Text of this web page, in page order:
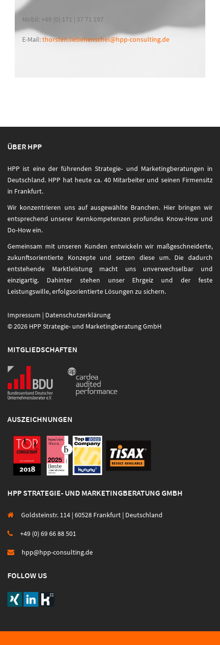
Mobil: +49 (0) 171 | 37 71 197
E-Mail:thorsten.liebehenschel@hpp-consulting.de
ÜBER HPP
HPP ist eine der führenden Strategie- und Marketingberatungen in
Deutschland. HPP hat heute ca. 40 Mitarbeiter und seinen Firmensitz
in Frankfurt.
Wir konzentrieren uns auf ausgewählte Branchen. Hier bringen wir
entsprechend unserer Kernkompetenzen profundes Know-How und
Do-How ein.
Gemeinsam mit unseren Kunden entwickeln wir maßgeschneiderte,
zukunftsorientierte Konzepte und setzen diese um. Die dadurch
entstehende Marktleistung macht uns unverwechselbar und
einzigartig. Dahinter stehen unser Ehrgeiz und der feste
Leistungswille, erfolgsorientierte Lösungen zu sichern.
Impressum | Datenschutzerklärung
© 2026 HPP Strategie- und Marketingberatung GmbH
MITGLIEDSCHAFTEN
AUSZEICHNUNGEN
HPP STRATEGIE- UND MARKETINGBERATUNG GMBH
Goldsteinstr. 114 | 60528 Frankfurt | Deutschland
+49 (0) 69 66 88 501
hpp@hpp-consulting.de
FOLLOW US